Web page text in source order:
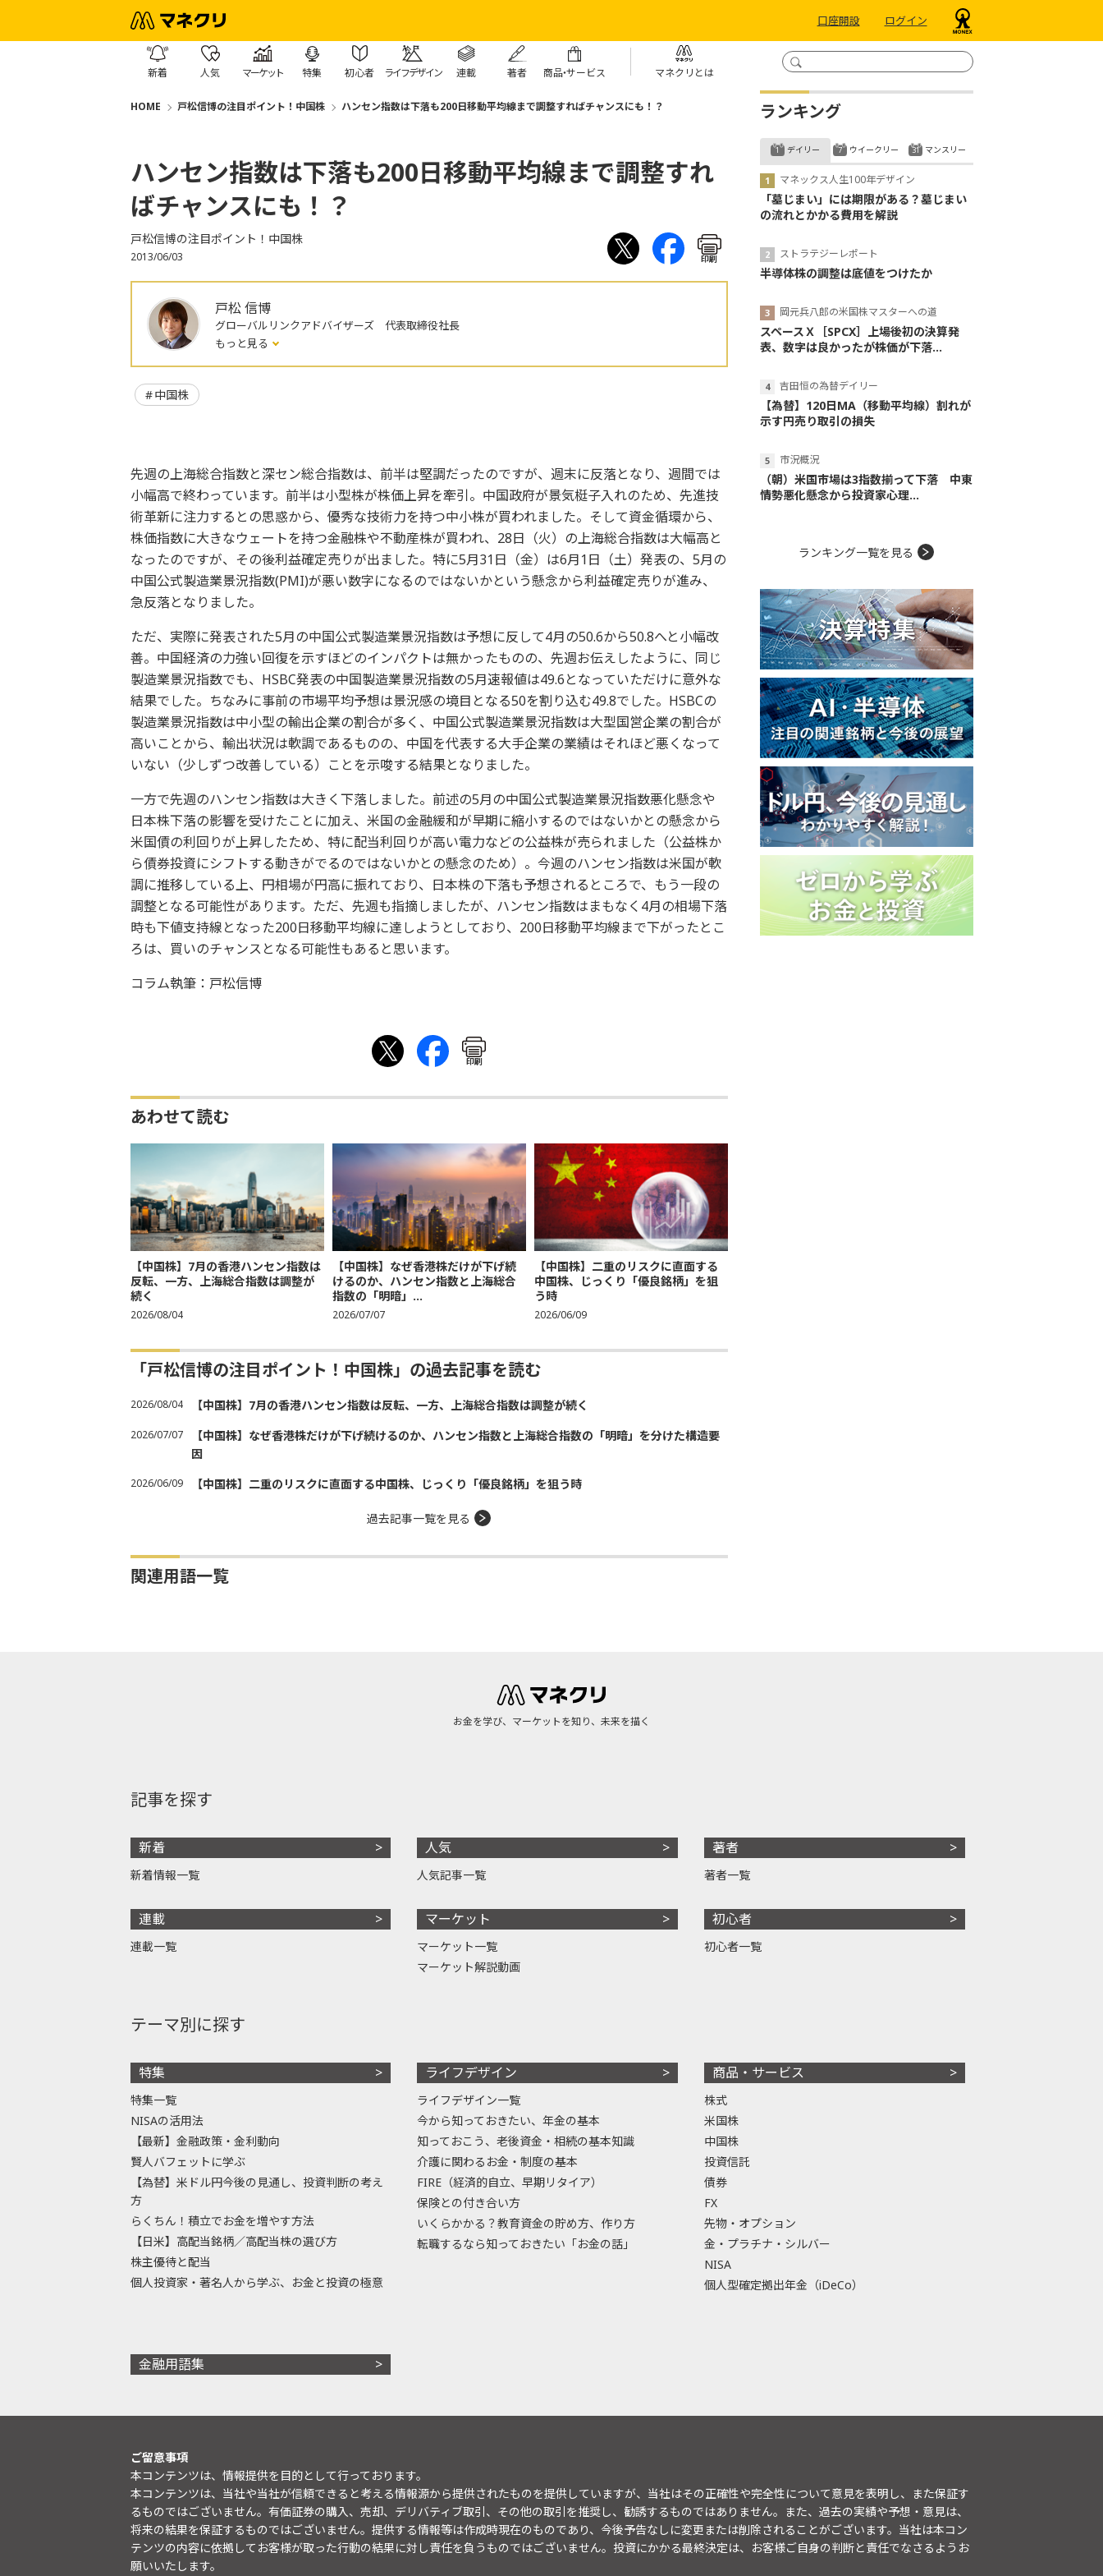
口座開設 ログイン
新着 人気 マーケット 特集 初心者 ライフデザイン 連載 著者 商品・サービス マネクリとは
HOME 戸松信博の注目ポイント！中国株 ハンセン指数は下落も200日移動平均線まで調整すればチャンスにも！？
ハンセン指数は下落も200日移動平均線まで調整すれ
ばチャンスにも！？
戸松信博の注目ポイント！中国株
2013/06/03 印刷
戸松 信博
グローバルリンクアドバイザーズ 代表取締役社長
もっと見る
中国株
先週の上海総合指数と深セン総合指数は、前半は堅調だったのですが、週末に反落となり、週間では
小幅高で終わっています。前半は小型株が株価上昇を牽引。中国政府が景気梃子入れのため、先進技
術革新に注力するとの思惑から、優秀な技術力を持つ中小株が買われました。そして資金循環から、
株価指数に大きなウェートを持つ金融株や不動産株が買われ、28日（火）の上海総合指数は大幅高と
なったのですが、その後利益確定売りが出ました。特に5月31日（金）は6月1日（土）発表の、5月の
中国公式製造業景況指数(PMI)が悪い数字になるのではないかという懸念から利益確定売りが進み、
急反落となりました。
ただ、実際に発表された5月の中国公式製造業景況指数は予想に反して4月の50.6から50.8へと小幅改
善。中国経済の力強い回復を示すほどのインパクトは無かったものの、先週お伝えしたように、同じ
製造業景況指数でも、HSBC発表の中国製造業景況指数の5月速報値は49.6となっていただけに意外な
結果でした。ちなみに事前の市場平均予想は景況感の境目となる50を割り込む49.8でした。HSBCの
製造業景況指数は中小型の輸出企業の割合が多く、中国公式製造業景況指数は大型国営企業の割合が
高いことから、輸出状況は軟調であるものの、中国を代表する大手企業の業績はそれほど悪くなって
いない（少しずつ改善している）ことを示唆する結果となりました。
一方で先週のハンセン指数は大きく下落しました。前述の5月の中国公式製造業景況指数悪化懸念や
日本株下落の影響を受けたことに加え、米国の金融緩和が早期に縮小するのではないかとの懸念から
米国債の利回りが上昇したため、特に配当利回りが高い電力などの公益株が売られました（公益株か
ら債券投資にシフトする動きがでるのではないかとの懸念のため）。今週のハンセン指数は米国が軟
調に推移している上、円相場が円高に振れており、日本株の下落も予想されるところで、もう一段の
調整となる可能性があります。ただ、先週も指摘しましたが、ハンセン指数はまもなく4月の相場下落
時も下値支持線となった200日移動平均線に達しようとしており、200日移動平均線まで下がったとこ
ろは、買いのチャンスとなる可能性もあると思います。
コラム執筆：戸松信博
印刷
あわせて読む
【中国株】7月の香港ハンセン指数は
反転、一方、上海総合指数は調整が
続く
2026/08/04
【中国株】なぜ香港株だけが下げ続
けるのか、ハンセン指数と上海総合
指数の「明暗」...
2026/07/07
【中国株】二重のリスクに直面する
中国株、じっくり「優良銘柄」を狙
う時
2026/06/09
「戸松信博の注目ポイント！中国株」の過去記事を読む
2026/08/04 【中国株】7月の香港ハンセン指数は反転、一方、上海総合指数は調整が続く
2026/07/07
【中国株】なぜ香港株だけが下げ続けるのか、ハンセン指数と上海総合指数の「明暗」を分けた構造要
因
2026/06/09 【中国株】二重のリスクに直面する中国株、じっくり「優良銘柄」を狙う時
過去記事一覧を見る
関連用語一覧
ランキング
デイリー
マネックス人生100年デザイン
「墓じまい」には期限がある？墓じまい
の流れとかかる費用を解説
ストラテジーレポート
半導体株の調整は底値をつけたか
岡元兵八郎の米国株マスターへの道
スペースＸ［SPCX］上場後初の決算発
表、数字は良かったが株価が下落...
吉田恒の為替デイリー
【為替】120日MA（移動平均線）割れが
示す円売り取引の損失
市況概況
（朝）米国市場は3指数揃って下落 中東
情勢悪化懸念から投資家心理...
ウイークリー マンスリー
ランキング一覧を見る
お金を学び、マーケットを知り、未来を描く
記事を探す
新着
新着情報一覧
連載
連載一覧
人気
人気記事一覧
マーケット
マーケット一覧
マーケット解説動画
著者
著者一覧
初心者
初心者一覧
テーマ別に探す
特集
特集一覧
NISAの活用法
【最新】金融政策・金利動向
賢人バフェットに学ぶ
【為替】米ドル円今後の見通し、投資判断の考え
方
らくちん！積立でお金を増やす方法
【日米】高配当銘柄／高配当株の選び方
株主優待と配当
個人投資家・著名人から学ぶ、お金と投資の極意
ライフデザイン
ライフデザイン一覧
今から知っておきたい、年金の基本
知っておこう、老後資金・相続の基本知識
介護に関わるお金・制度の基本
FIRE（経済的自立、早期リタイア）
保険との付き合い方
いくらかかる？教育資金の貯め方、作り方
転職するなら知っておきたい「お金の話」
商品・サービス
株式
米国株
中国株
投資信託
債券
FX
先物・オプション
金・プラチナ・シルバー
NISA
個人型確定拠出年金（iDeCo）
金融用語集
ご留意事項
本コンテンツは、情報提供を目的として行っております。
本コンテンツは、当社や当社が信頼できると考える情報源から提供されたものを提供していますが、当社はその正確性や完全性について意見を表明し、また保証す
るものではございません。有価証券の購入、売却、デリバティブ取引、その他の取引を推奨し、勧誘するものではありません。また、過去の実績や予想・意見は、
将来の結果を保証するものではございません。提供する情報等は作成時現在のものであり、今後予告なしに変更または削除されることがございます。当社は本コン
テンツの内容に依拠してお客様が取った行動の結果に対し責任を負うものではございません。投資にかかる最終決定は、お客様ご自身の判断と責任でなさるようお
願いいたします。